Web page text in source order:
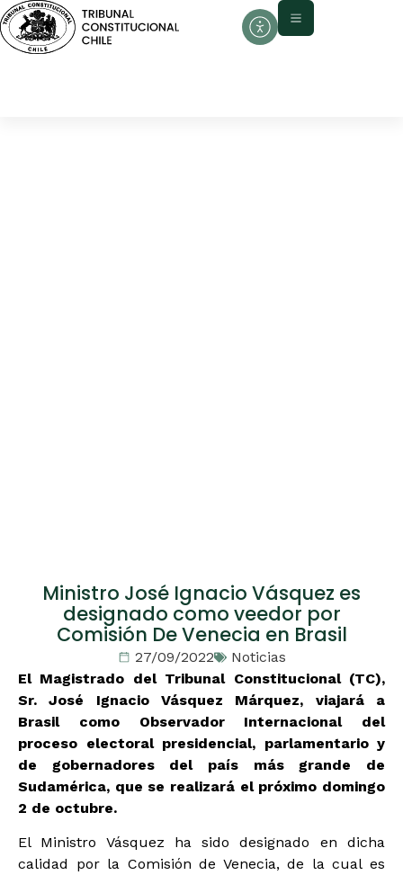
Ministro José Ignacio Vásquez es
designado como veedor por
Comisión De Venecia en Brasil
27/09/2022
Noticias
El Magistrado del Tribunal Constitucional (TC),
Sr. José Ignacio Vásquez Márquez, viajará a
Brasil como Observador Internacional del
proceso electoral presidencial, parlamentario y
de gobernadores del país más grande de
Sudamérica, que se realizará el próximo domingo
2 de octubre.
El Ministro Vásquez ha sido designado en dicha
calidad por la Comisión de Venecia, de la cual es